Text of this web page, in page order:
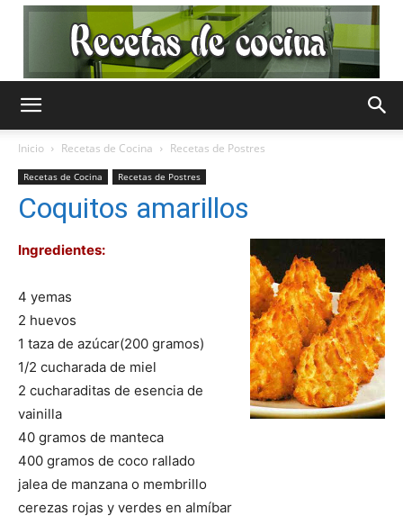
de
Inicio Recetas de Cocina Recetas de Postres
Recetas de Cocina Recetas de Postres
Coquitos amarillos
Ingredientes:
4 yemas
2 huevos
1 taza de azúcar(200 gramos)
1/2 cucharada de miel
2 cucharaditas de esencia de
vainilla
40 gramos de manteca
400 gramos de coco rallado
jalea de manzana o membrillo
cerezas rojas y verdes en almíbar